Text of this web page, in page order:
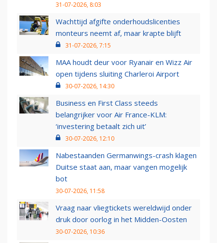
31-07-2026, 8:03
Wachttijd afgifte onderhoudslicenties
monteurs neemt af, maar krapte blijft
31-07-2026, 7:15
MAA houdt deur voor Ryanair en Wizz Air
open tijdens sluiting Charleroi Airport
30-07-2026, 14:30
Business en First Class steeds
belangrijker voor Air France-KLM:
‘investering betaalt zich uit’
30-07-2026, 12:10
Nabestaanden Germanwings-crash klagen
Duitse staat aan, maar vangen mogelijk
bot
30-07-2026, 11:58
Vraag naar vliegtickets wereldwijd onder
druk door oorlog in het Midden-Oosten
30-07-2026, 10:36